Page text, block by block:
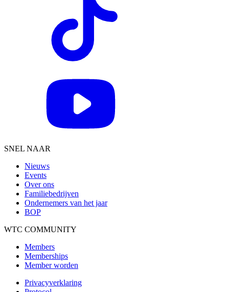
SNEL NAAR
Nieuws
Events
Over ons
Familiebedrijven
Ondernemers van het jaar
BOP
WTC COMMUNITY
Members
Memberships
Member worden
Privacyverklaring